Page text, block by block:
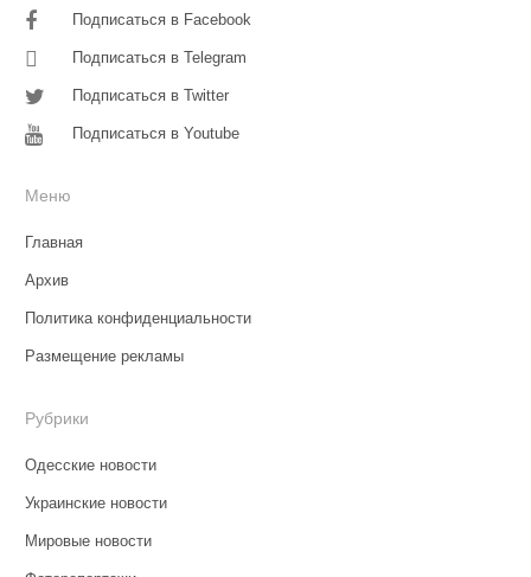
Подписаться в Facebook
Подписаться в Telegram
Подписаться в Twitter
Подписаться в Youtube
Меню
Главная
Архив
Политика конфиденциальности
Размещение рекламы
Рубрики
Одесские новости
Украинские новости
Мировые новости